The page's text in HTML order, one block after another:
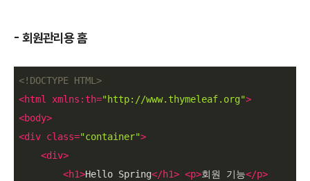
- 회원관리용 홈
<!DOCTYPE HTML>
<html xmlns:th="http://www.thymeleaf.org">
<body>
<div class="container">
<div>
<h1>Hello Spring</h1> <p>회원 기능</p>